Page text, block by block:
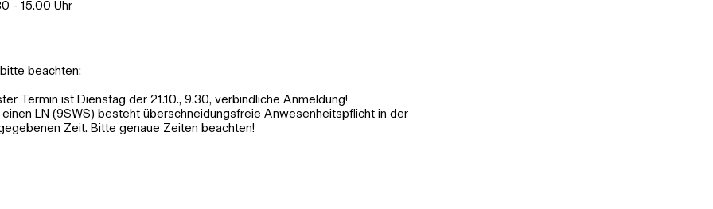
- 15.00 Uhr
bitte beachten:
Termin ist Dienstag der 21.10., 9.30, verbindliche Anmeldung!
einen LN (9SWS) besteht überschneidungsfreie Anwesenheitspflicht in der
Zeit. Bitte genaue Zeiten beachten!